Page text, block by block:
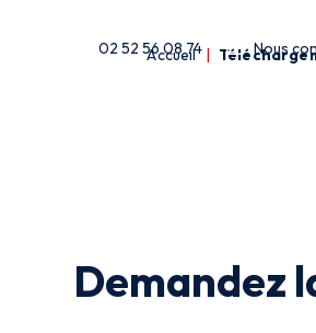
02 52 56 08 74 Nous
Accueil |
Demandez